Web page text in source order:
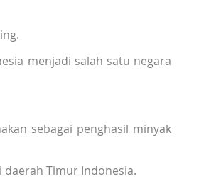
menjadi salah satu negara
sebagai penghasil minyak
Timur Indonesia.